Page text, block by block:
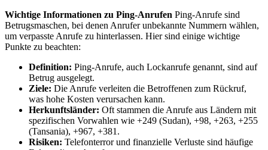
Wichtige Informationen zu Ping-Anrufen Ping-Anrufe sind
Betrugsmaschen, bei denen Anrufer unbekannte Nummern wählen,
um verpasste Anrufe zu hinterlassen. Hier sind einige wichtige
Punkte zu beachten:
Definition: Ping-Anrufe, auch Lockanrufe genannt, sind auf
Betrug ausgelegt.
Ziele: Die Anrufe verleiten die Betroffenen zum Rückruf,
was hohe Kosten verursachen kann.
Herkunftsländer: Oft stammen die Anrufe aus Ländern mit
spezifischen Vorwahlen wie +249 (Sudan), +98, +263, +255
(Tansania), +967, +381.
Risiken: Telefonterror und finanzielle Verluste sind häufige